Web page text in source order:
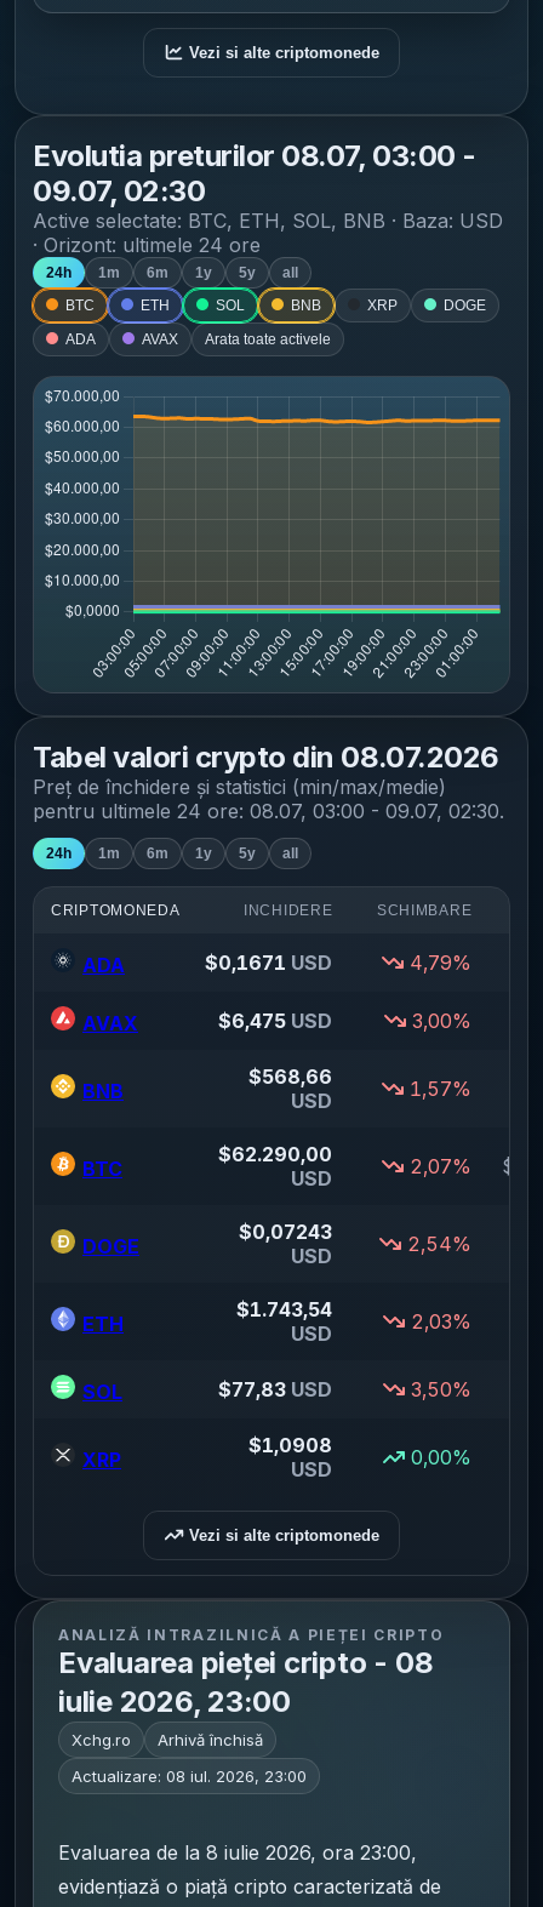
Vezi si alte criptomonede
Evolutia preturilor 08.07, 03:00 -
09.07, 02:30
Active selectate: BTC, ETH, SOL, BNB · Baza: USD
· Orizont: ultimele 24 ore
24h 1m 6m 1y 5y
all
BTC
ETH SOL BNB XRP
DOGE
ADA
AVAX Arata toate activele
Tabel valori crypto din 08.07.2026
Preț de închidere și statistici (min/max/medie)
pentru ultimele 24 ore: 08.07, 03:00 - 09.07, 02:30.
24h 1m 6m 1y 5y all
CRIPTOMONEDA INCHIDERE SCHIMBARE
ADA $0,1671 USD 4,79%
AVAX $6,475 USD 3,00%
BNB
$568,66
USD
1,57%
BTC
$62.290,00
USD
2,07%
DOGE
$0,07243
USD
2,54%
ETH
$1.743,54
USD
2,03%
SOL $77,83 USD 3,50%
XRP
$1,0908
USD
0,00%
Vezi si alte criptomonede
ANALIZĂ INTRAZILNICĂ A PIEȚEI CRIPTO
Evaluarea pieței cripto - 08
iulie 2026, 23:00
Xchg.ro
Arhivă închisă
Actualizare: 08 iul. 2026, 23:00
Evaluarea de la 8 iulie 2026, ora 23:00,
evidențiază o piață cripto caracterizată de